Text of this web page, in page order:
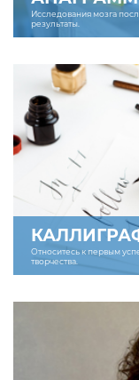
Исследования мозга
результаты.
Относитесь к первым
творчества.